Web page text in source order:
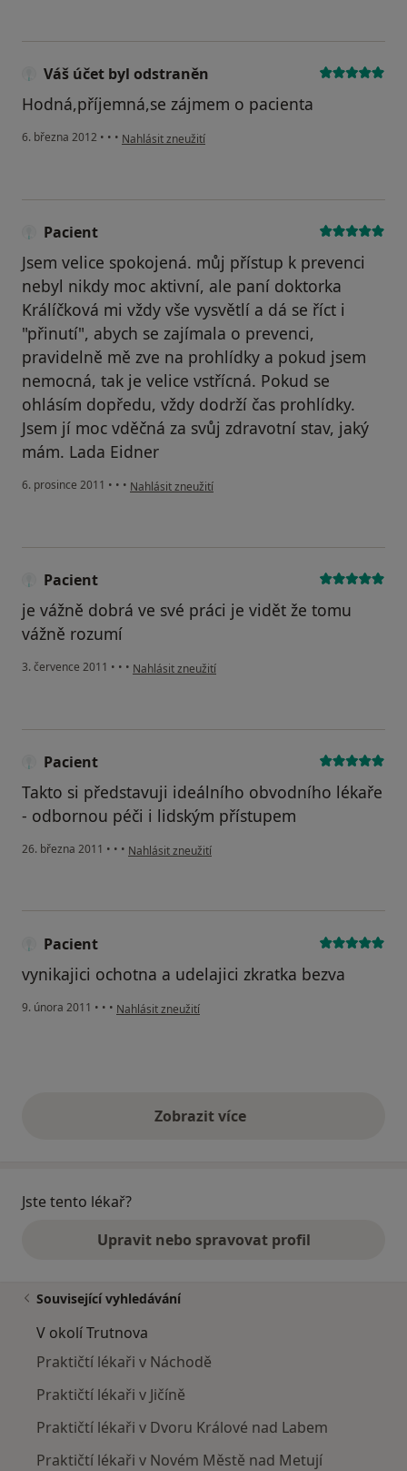
Váš účet byl odstraněn
Hodná,příjemná,se zájmem o pacienta
6. března 2012 • • • podle názoru uživatele Váš účet byl odstraněn
Nahlásit zneužití
Pacient
Jsem velice spokojená. můj přístup k prevenci
nebyl nikdy moc aktivní, ale paní doktorka
Králíčková mi vždy vše vysvětlí a dá se říct i
"přinutí", abych se zajímala o prevenci,
pravidelně mě zve na prohlídky a pokud jsem
nemocná, tak je velice vstřícná. Pokud se
ohlásím dopředu, vždy dodrží čas prohlídky.
Jsem jí moc vděčná za svůj zdravotní stav, jaký
mám. Lada Eidner
6. prosince 2011 • • • podle názoru uživatele Pacient
Nahlásit zneužití
Pacient
je vážně dobrá ve své práci je vidět že tomu
vážně rozumí
3. července 2011 • • • podle názoru uživatele Pacient
Nahlásit zneužití
Pacient
Takto si představuji ideálního obvodního lékaře
- odbornou péči i lidským přístupem
26. března 2011 • • • podle názoru uživatele Pacient
Nahlásit zneužití
Pacient
vynikajici ochotna a udelajici zkratka bezva
9. února 2011 • • • podle názoru uživatele Pacient
Nahlásit zneužití
Zobrazit vícevýše uvedené názory
Jste tento lékař?
Upravit nebo spravovat profil
Související vyhledávání
V okolí Trutnova
Praktičtí lékaři v Náchodě
Praktičtí lékaři v Jičíně
Praktičtí lékaři v Dvoru Králové nad Labem
Praktičtí lékaři v Novém Městě nad Metují